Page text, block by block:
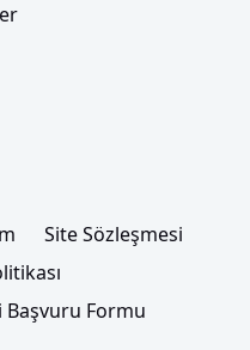
Site Sözleşmesi
Başvuru Formu